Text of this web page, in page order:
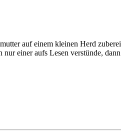
auf einem kleinen Herd
einer aufs Lesen verstünde,